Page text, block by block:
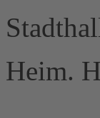
Heim.